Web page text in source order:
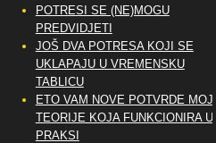
POTRESI SE (NE)MOGU
PREDVIDJETI
JOŠ DVA POTRESA KOJI SE
UKLAPAJU U VREMENSKU
TABLICU
ETO VAM NOVE POTVRDE MOJE
TEORIJE KOJA FUNKCIONIRA U
PRAKSI